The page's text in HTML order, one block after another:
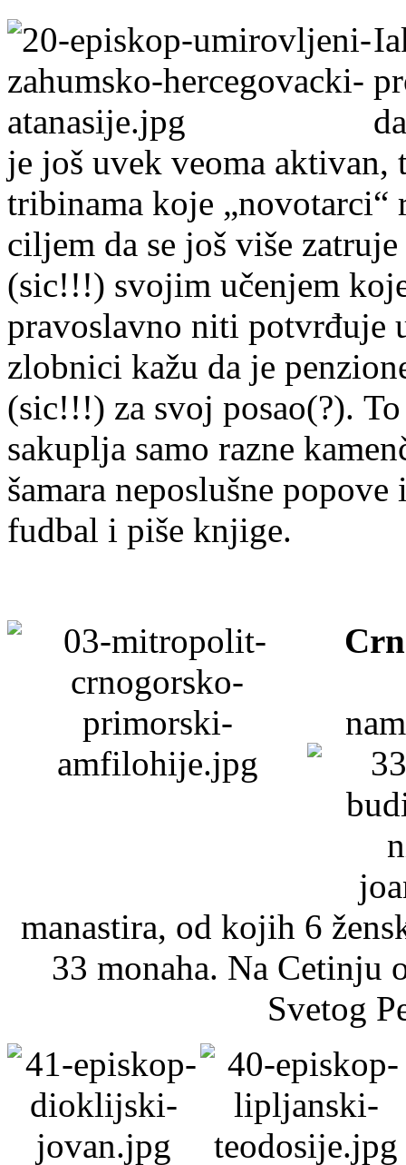
je još uvek veoma aktivan,
tribinama koje „novotarci“
ciljem da se još više
(sic!!!) svojim učenjem
pravoslavno niti potvrđuje
zlobnici kažu da je
(sic!!!) za svoj posao(?).
sakuplja samo razne
šamara neposlušne
fudbal i piše knjige.
manastira, od kojih 6
33 monaha. Na Cetinju
Svetog